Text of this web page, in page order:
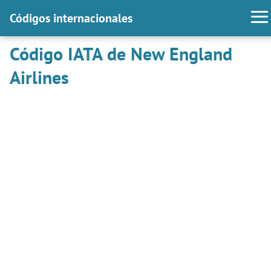
Códigos internacionales
Código IATA de New England
Airlines